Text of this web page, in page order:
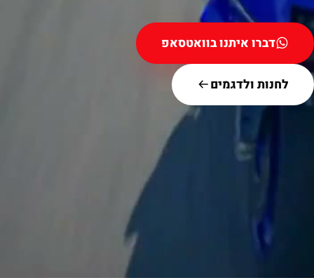
דברו איתנו בוואטסאפ
לחנות ולדגמים